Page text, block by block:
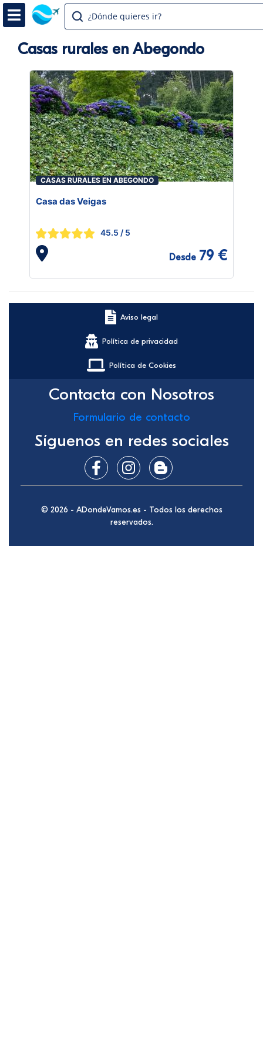
¿Dónde quieres ir?
Casas rurales en Abegondo
CASAS RURALES EN ABEGONDO
Casa das Veigas
45.5 / 5
Desde 79 €
Aviso legal
Política de privacidad
Política de Cookies
Contacta con Nosotros
Formulario de contacto
Síguenos en redes sociales
© 2026 - ADondeVamos.es - Todos los derechos
reservados.